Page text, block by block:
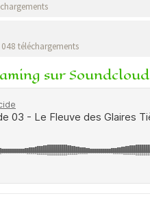
téléchargements
sur Soundcloud